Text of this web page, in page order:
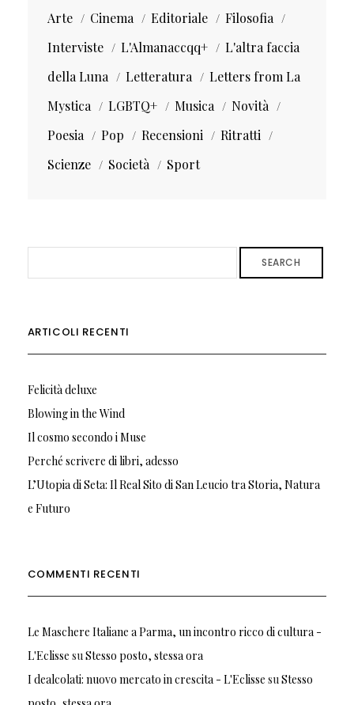
Arte
Cinema Editoriale
Filosofia
Interviste
L'Almanaccqq+
L'altra faccia
della Luna
Letteratura
Letters from La
Mystica
LGBTQ+ Musica
Novità
Poesia
Pop Recensioni
Ritratti
Scienze
Società Sport
SEARCH
ARTICOLI RECENTI
Felicità deluxe
Blowing in the Wind
Il cosmo secondo i Muse
Perché scrivere di libri, adesso
L’Utopia di Seta: Il Real Sito di San Leucio tra Storia, Natura
e Futuro
COMMENTI RECENTI
Le Maschere Italiane a Parma, un incontro ricco di cultura -
L'Eclisse suStesso posto, stessa ora
I dealcolati: nuovo mercato in crescita - L'Eclisse suStesso